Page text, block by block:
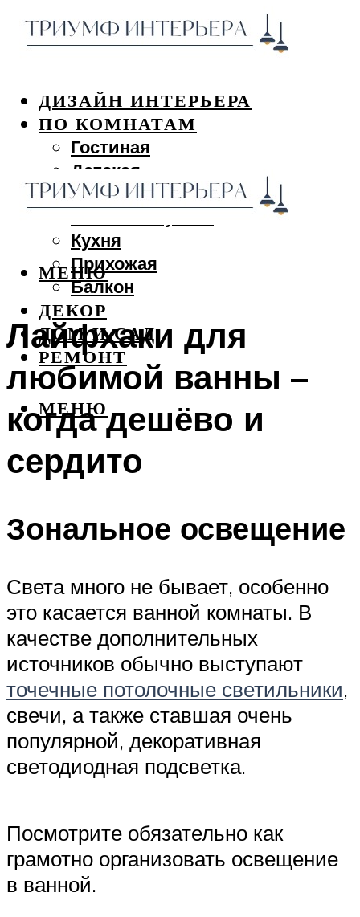
ДИЗАЙН ИНТЕРЬЕРА
ПО КОМНАТАМ
Гостиная
Детская
Спальня
Кухня
Прихожая
Балкон
ДЕКОР
ДОМ И САД
РЕМОНТ
МЕНЮ
МЕНЮ
Лайфхаки для
любимой ванны –
когда дешёво и
сердито
Зональное освещение
Света много не бывает, особенно
это касается ванной комнаты. В
качестве дополнительных
источников обычно выступают
точечные потолочные светильники,
свечи, а также ставшая очень
популярной, декоративная
светодиодная подсветка.
Посмотрите обязательно как
грамотно организовать освещение
в ванной.